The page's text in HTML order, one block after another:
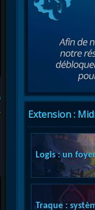
Extension :
Logis : un
Traque :